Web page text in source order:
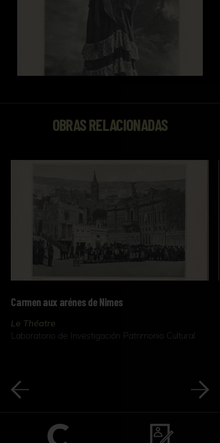
OBRAS RELACIONADAS
Carmen aux arénes de Nimes
Le Théatre
Laboratorio de Investigación Patrimonio Cultural